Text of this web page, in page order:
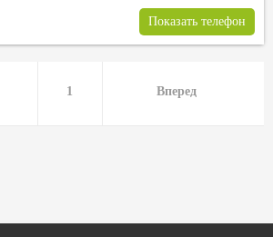
Показать телефон
1 Вперед